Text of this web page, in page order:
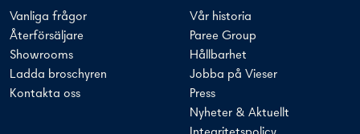
Vanliga frågor
Återförsäljare
Showrooms
Ladda broschyren
Kontakta oss
Vår historia
Paree Group
Hållbarhet
Jobba på Vieser
Press
Nyheter & Aktuellt